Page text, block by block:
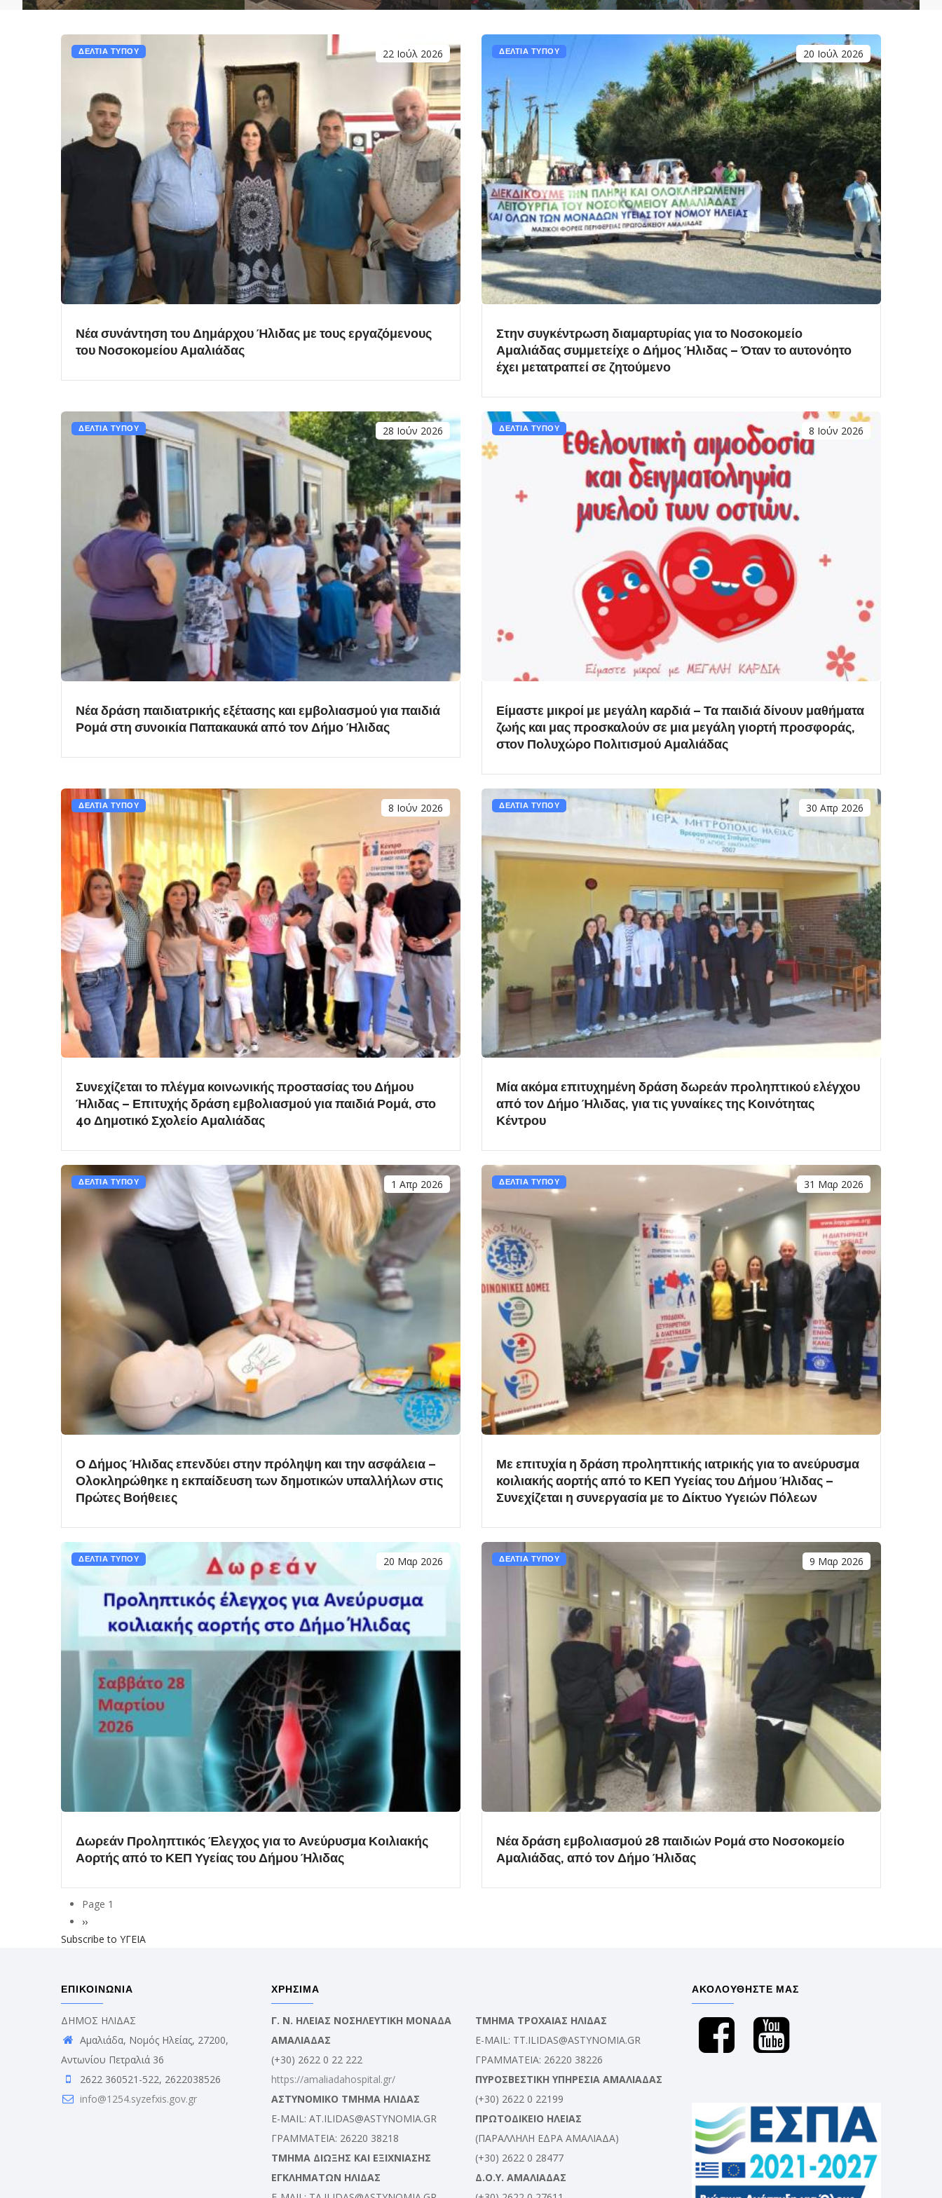
ΔΕΛΤΙΑ ΤΥΠΟΥ 22 Ιούλ 2026
Νέα συνάντηση του Δημάρχου Ήλιδας με τους εργαζόμενους
του Νοσοκομείου Αμαλιάδας
ΔΕΛΤΙΑ ΤΥΠΟΥ 20 Ιούλ 2026
Στην συγκέντρωση διαμαρτυρίας για το Νοσοκομείο
Αμαλιάδας συμμετείχε ο Δήμος Ήλιδας – Όταν το αυτονόητο
έχει μετατραπεί σε ζητούμενο
ΔΕΛΤΙΑ ΤΥΠΟΥ 28 Ιούν 2026
Νέα δράση παιδιατρικής εξέτασης και εμβολιασμού για παιδιά
Ρομά στη συνοικία Παπακαυκά από τον Δήμο Ήλιδας
ΔΕΛΤΙΑ ΤΥΠΟΥ 8 Ιούν 2026
Είμαστε μικροί με μεγάλη καρδιά – Τα παιδιά δίνουν μαθήματα
ζωής και μας προσκαλούν σε μια μεγάλη γιορτή προσφοράς,
στον Πολυχώρο Πολιτισμού Αμαλιάδας
ΔΕΛΤΙΑ ΤΥΠΟΥ 8 Ιούν 2026
Συνεχίζεται το πλέγμα κοινωνικής προστασίας του Δήμου
Ήλιδας – Επιτυχής δράση εμβολιασμού για παιδιά Ρομά, στο
4ο Δημοτικό Σχολείο Αμαλιάδας
ΔΕΛΤΙΑ ΤΥΠΟΥ 30 Απρ 2026
Μία ακόμα επιτυχημένη δράση δωρεάν προληπτικού ελέγχου
από τον Δήμο Ήλιδας, για τις γυναίκες της Κοινότητας
Κέντρου
ΔΕΛΤΙΑ ΤΥΠΟΥ 1 Απρ 2026
Ο Δήμος Ήλιδας επενδύει στην πρόληψη και την ασφάλεια –
Ολοκληρώθηκε η εκπαίδευση των δημοτικών υπαλλήλων στις
Πρώτες Βοήθειες
ΔΕΛΤΙΑ ΤΥΠΟΥ 31 Μαρ 2026
Με επιτυχία η δράση προληπτικής ιατρικής για το ανεύρυσμα
κοιλιακής αορτής από το ΚΕΠ Υγείας του Δήμου Ήλιδας –
Συνεχίζεται η συνεργασία με το Δίκτυο Υγειών Πόλεων
ΔΕΛΤΙΑ ΤΥΠΟΥ 20 Μαρ 2026
Δωρεάν Προληπτικός Έλεγχος για το Ανεύρυσμα Κοιλιακής
Αορτής από το ΚΕΠ Υγείας του Δήμου Ήλιδας
ΔΕΛΤΙΑ ΤΥΠΟΥ 9 Μαρ 2026
Νέα δράση εμβολιασμού 28 παιδιών Ρομά στο Νοσοκομείο
Αμαλιάδας, από τον Δήμο Ήλιδας
Σελιδοποίηση
Page 1
Next
page
››
Subscribe to ΥΓΕΙΑ
ΕΠΙΚΟΙΝΩΝΙΑ
ΔΗΜΟΣ ΗΛΙΔΑΣ
Αμαλιάδα, Νομός Ηλείας, 27200,
Αντωνίου Πετραλιά 36
2622 360521-522, 2622038526
info@1254.syzefxis.gov.gr
ΧΡΗΣΙΜΑ
Γ. Ν. ΗΛΕΙΑΣ ΝΟΣΗΛΕΥΤΙΚΗ ΜΟΝΑΔΑ
ΑΜΑΛΙΑΔΑΣ
(+30) 2622 0 22 222
https://amaliadahospital.gr/
ΑΣΤΥΝΟΜΙΚΟ ΤΜΗΜΑ ΗΛΙΔΑΣ
E-MAIL: AT.ILIDAS@ASTYNOMIA.GR
ΓΡΑΜΜΑΤΕΙΑ: 26220 38218
ΤΜΗΜΑ ΔΙΩΞΗΣ ΚΑΙ ΕΞΙΧΝΙΑΣΗΣ
ΕΓΚΛΗΜΑΤΩΝ ΗΛΙΔΑΣ
ΤΜΗΜΑ ΤΡΟΧΑΙΑΣ ΗΛΙΔΑΣ
E-MAIL: TT.ILIDAS@ASTYNOMIA.GR
ΓΡΑΜΜΑΤΕΙΑ: 26220 38226
ΠΥΡΟΣΒΕΣΤΙΚΗ ΥΠΗΡΕΣΙΑ ΑΜΑΛΙΑΔΑΣ
(+30) 2622 0 22199
ΠΡΩΤΟΔΙΚΕΙΟ ΗΛΕΙΑΣ
(ΠΑΡΑΛΛΗΛΗ ΕΔΡΑ ΑΜΑΛΙΑΔΑ)
(+30) 2622 0 28477
Δ.Ο.Υ. ΑΜΑΛΙΑΔΑΣ
ΑΚΟΛΟΥΘΗΣΤΕ ΜΑΣ